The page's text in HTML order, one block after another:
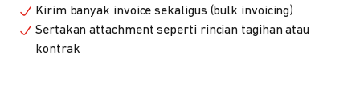
Kirim banyak invoice sekaligus (bulk invoicing)
Sertakan attachment seperti rincian tagihan atau
kontrak